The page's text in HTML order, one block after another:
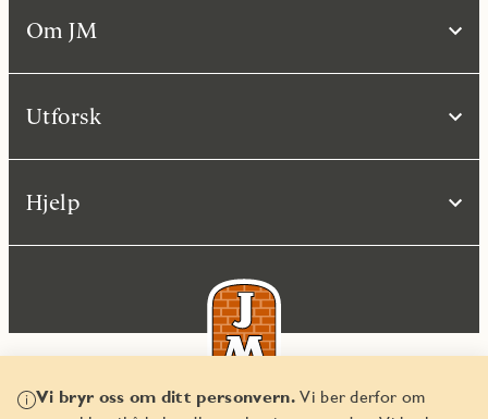
Vi bryr oss om ditt personvern.Vi ber derfor om
Om JM
Utforsk
Hjelp